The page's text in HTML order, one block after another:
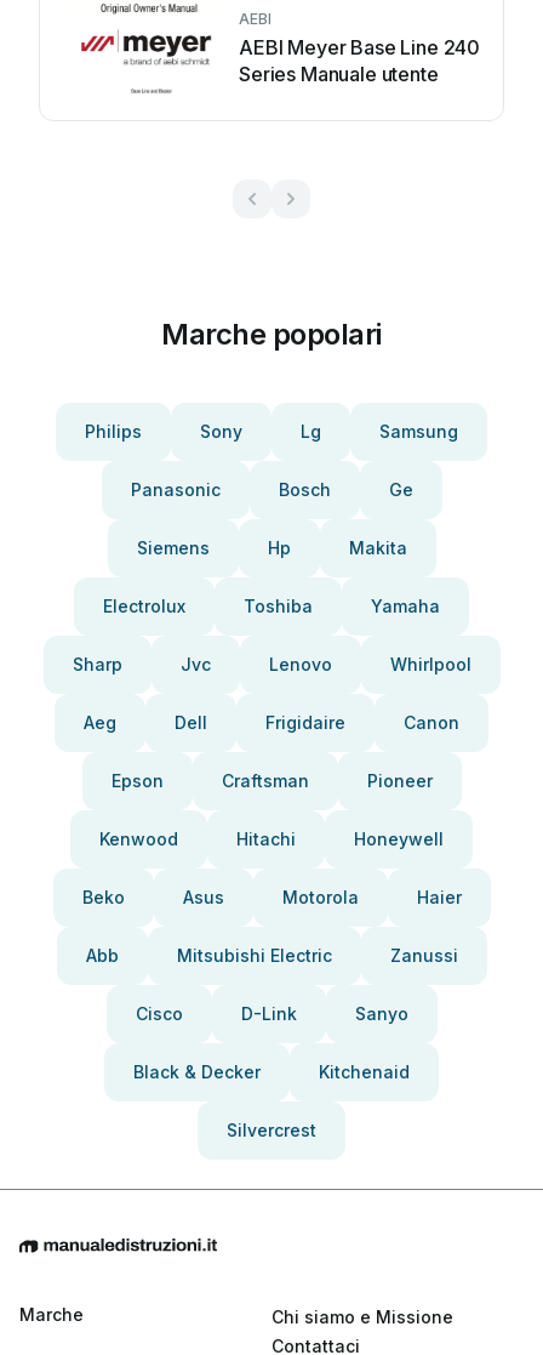
AEBI
AEBI Meyer Base Line 240
Series Manuale utente
Marche popolari
Philips Sony Lg Samsung
Panasonic Bosch Ge
Siemens Hp Makita
Electrolux Toshiba Yamaha
Sharp Jvc Lenovo Whirlpool
Aeg Dell Frigidaire Canon
Epson Craftsman Pioneer
Kenwood Hitachi Honeywell
Beko Asus Motorola Haier
Abb Mitsubishi Electric Zanussi
Cisco D-Link Sanyo
Black & Decker Kitchenaid
Silvercrest
Marche
Chi siamo e Missione
Contattaci